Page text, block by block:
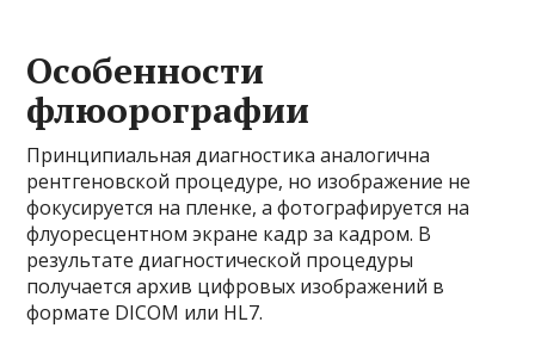
Особенности
флюорографии
Принципиальная диагностика аналогична
рентгеновской процедуре, но изображение не
фокусируется на пленке, а фотографируется на
флуоресцентном экране кадр за кадром. В
результате диагностической процедуры
получается архив цифровых изображений в
формате DICOM или HL7.